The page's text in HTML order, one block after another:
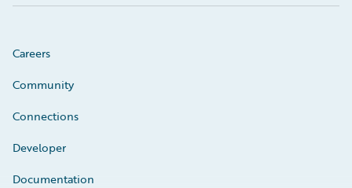
Careers
Community
Connections
Developer
Documentation